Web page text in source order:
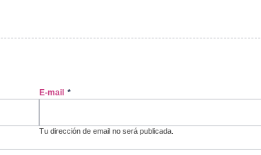
E-mail *
Tu dirección de email no será publicada.